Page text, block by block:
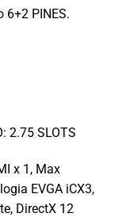
6+2 PINES.
2.75 SLOTS
x 1, Max
EVGA iCX3,
DirectX 12